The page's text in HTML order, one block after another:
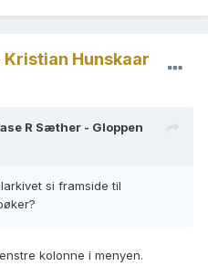
Hunskaar
R Sæther - Gloppen
si framside til
kolonne i menyen.